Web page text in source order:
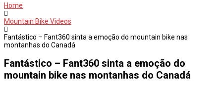
Home
Mountain Bike Videos
Fantástico – Fant360 sinta a emoção do mountain bike nas
montanhas do Canadá
Fantástico – Fant360 sinta a emoção do
mountain bike nas montanhas do Canadá